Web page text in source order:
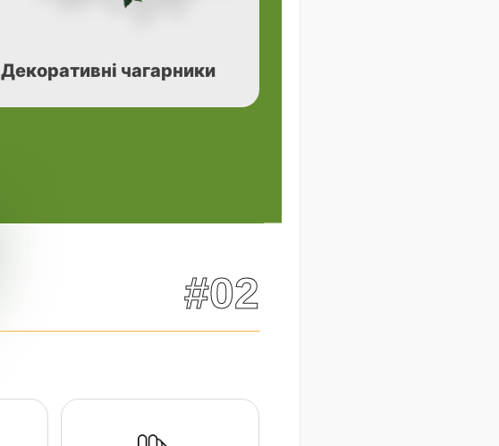
Декоративні чагарники
#02